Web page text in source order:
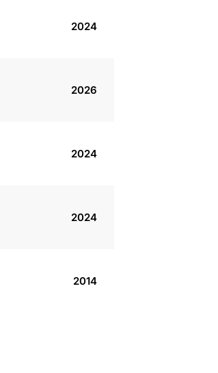
2024
2026
2024
2024
2014